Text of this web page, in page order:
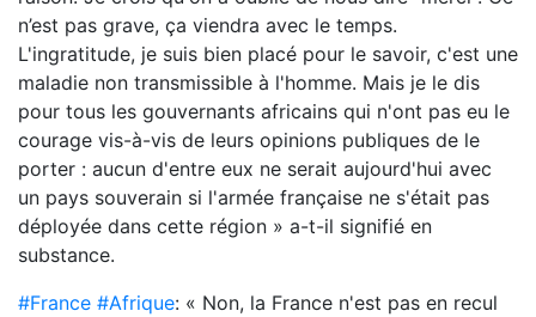
n’est pas grave, ça viendra avec le temps.
L'ingratitude, je suis bien placé pour le savoir, c'est une
maladie non transmissible à l'homme. Mais je le dis
pour tous les gouvernants africains qui n'ont pas eu le
courage vis-à-vis de leurs opinions publiques de le
porter : aucun d'entre eux ne serait aujourd'hui avec
un pays souverain si l'armée française ne s'était pas
déployée dans cette région » a-t-il signifié en
substance.
#France #Afrique: « Non, la France n'est pas en recul